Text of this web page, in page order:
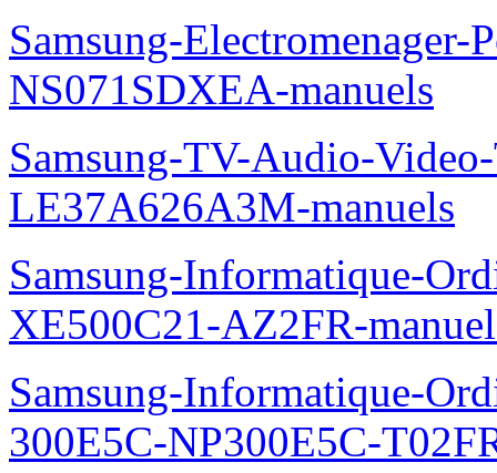
Samsung-
NS071SDXEA-manuels
Samsung-TV-Audio-
LE37A626A3M-manuels
Samsung-Informatique-
XE500C21-AZ2FR-
Samsung-Informatique-
300E5C-NP300E5C-